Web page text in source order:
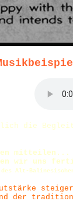
die
wir uns
Alt-
der